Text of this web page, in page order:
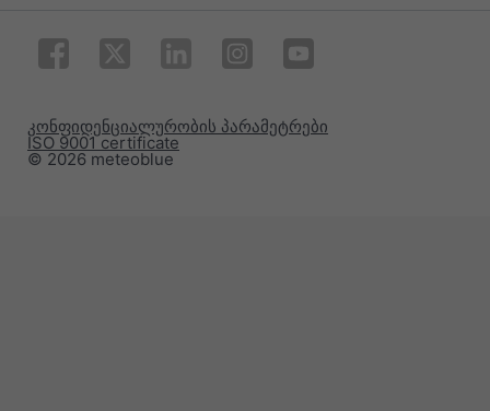
© 2026 meteoblue
ISO 9001 certificate
კონფიდენციალურობის პარამეტრები